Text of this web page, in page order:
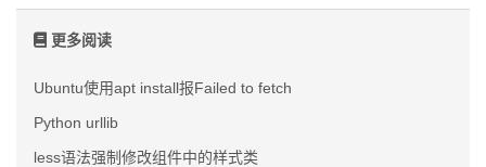
更多阅读
Ubuntu使用apt install报Failed to fetch
Python urllib
less语法强制修改组件中的样式类